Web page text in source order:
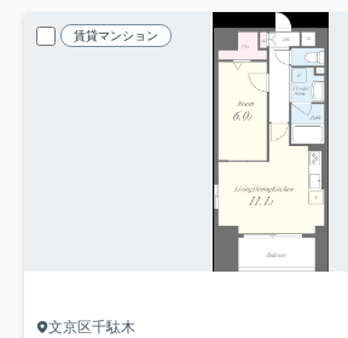
賃貸マンション
文京区千駄木